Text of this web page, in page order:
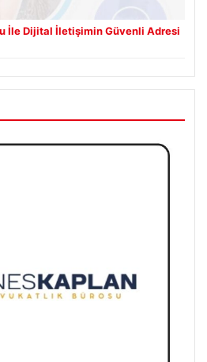
İle Dijital İletişimin Güvenli Adresi